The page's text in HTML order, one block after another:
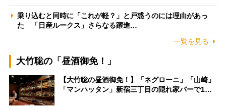
乗り込むと同時に「これが軽？」と戸惑うのには理由があっ
た 「日産ルークス」さらなる躍進…
一覧を見る
大竹聡の「昼酒御免！」
【大竹聡の昼酒御免！】「ネグローニ」「山崎」
「マンハッタン」新宿三丁目の隠れ家バーで1…